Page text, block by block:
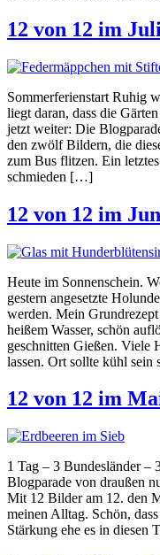
12 von 12 im
Sommerferienstart Ruhig
liegt daran, dass die
jetzt weiter: Die
den zwölf Bildern, die
zum Bus flitzen. Ein
schmieden […]
12 von 12 im
Heute im Sonnenschein.
gestern angesetzte
werden. Mein
heißem Wasser, schön
geschnitten Gießen. Viele
lassen. Ort sollte kühl
12 von 12 im
1 Tag – 3 Bundesländer –
Blogparade von draußen
Mit 12 Bilder am 12. den
meinen Alltag. Schön,
Stärkung ehe es in diesen